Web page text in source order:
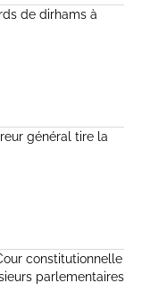
de dirhams à
général tire la
constitutionnelle
parlementaires